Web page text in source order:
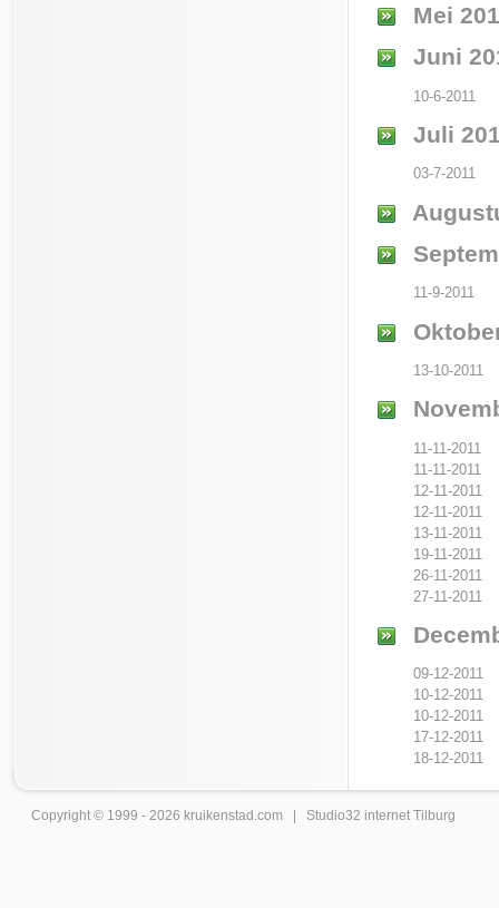
Mei
Juni
10-6-2011
Juli
03-7-2011
11-9-2011
13-10-2011
11-11-2011
11-11-2011
12-11-2011
12-11-2011
13-11-2011
19-11-2011
26-11-2011
27-11-2011
09-12-2011
10-12-2011
10-12-2011
17-12-2011
18-12-2011
Copyright © 1999 - 2026 kruikenstad .com | Studio32 internet Tilburg